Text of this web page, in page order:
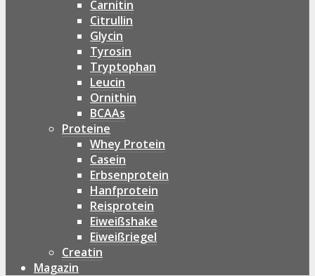
Carnitin
Citrullin
Glycin
Tyrosin
Tryptophan
Leucin
Ornithin
BCAAs
Proteine
Whey Protein
Casein
Erbsenprotein
Hanfprotein
Reisprotein
Eiweißshake
Eiweißriegel
Creatin
Magazin